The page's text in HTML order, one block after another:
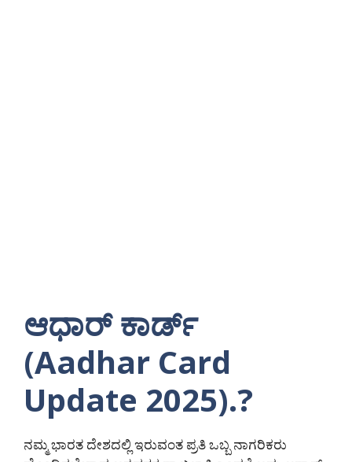
ಆಧಾರ್ ಕಾರ್ಡ್
(Aadhar Card
Update 2025).?
ನಮ್ಮ ಭಾರತ ದೇಶದಲ್ಲಿ ಇರುವಂತ ಪ್ರತಿ ಒಬ್ಬ ನಾಗರಿಕರು